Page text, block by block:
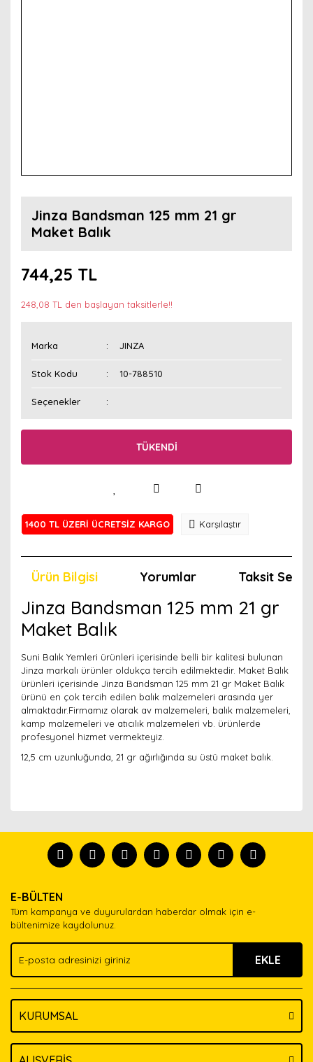
Jinza Bandsman 125 mm 21 gr
Maket Balık
744,25 TL
248,08 TL den başlayan taksitlerle!!
Marka JINZA
Stok Kodu 10-788510
Seçenekler
TÜKENDİ
1400 TL ÜZERİ ÜCRETSİZ KARGO Karşılaştır
Ürün Bilgisi Yorumlar Taksit
Jinza Bandsman 125 mm 21 gr
Maket Balık
Suni Balık Yemleri ürünleri içerisinde belli bir kalitesi bulunan
Jinza markalı ürünler oldukça tercih edilmektedir. Maket Balık
ürünleri içerisinde Jinza Bandsman 125 mm 21 gr Maket Balık
ürünü en çok tercih edilen balık malzemeleri arasında yer
almaktadır.Firmamız olarak av malzemeleri, balık malzemeleri,
kamp malzemeleri ve atıcılık malzemeleri vb. ürünlerde
profesyonel hizmet vermekteyiz.
12,5 cm uzunluğunda, 21 gr ağırlığında su üstü maket balık.
tanısın.
formunu kullanarak tarafımıza iletebilirsiniz.
Görüş ve önerileriniz için teşekkür ederiz.
Ürün açıklamasında eksik bilgiler bulunuyor.
Ürün bilgilerinde hatalar bulunuyor.
Ürün fiyatı diğer sitelerden daha pahalı.
Bu ürüne benzer farklı alternatifler olmalı.
E-BÜLTEN
Tüm kampanya ve duyurulardan haberdar olmak için e-
bültenimize kaydolunuz.
EKLE
KURUMSAL